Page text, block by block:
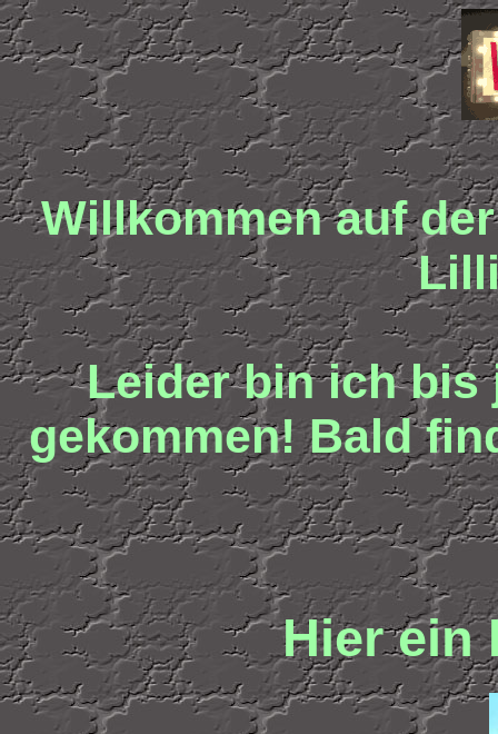
Willkommen auf
Leider bin ich bis
gekommen! Bald
Hier ein